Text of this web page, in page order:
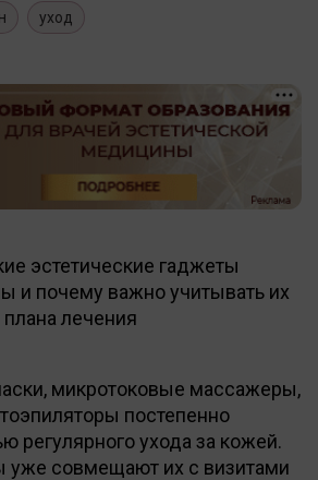
уход
эстетические гаджеты
и почему важно учитывать их
лечения
микротоковые массажеры,
постепенно
регулярного ухода за кожей.
уже совмещают их с визитами